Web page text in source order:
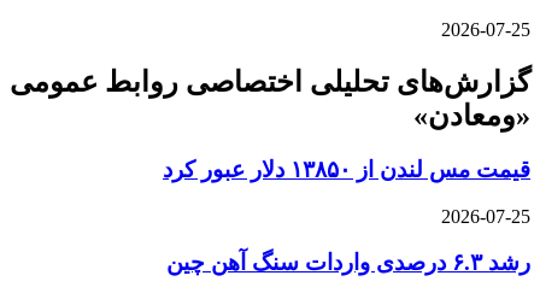
2026-07-25
گزارش‌های تحلیلی اختصاصی روابط عمومی
«ومعادن»
قیمت مس لندن از ۱۳۸۵۰ دلار عبور کرد
2026-07-25
رشد ۶.۳ درصدی واردات سنگ آهن چین